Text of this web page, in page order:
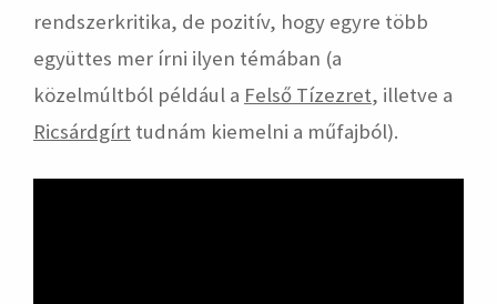
rendszerkritika, de pozitív, hogy egyre több
együttes mer írni ilyen témában (a
közelmúltból például a Felső Tízezret, illetve a
Ricsárdgírt tudnám kiemelni a műfajból).